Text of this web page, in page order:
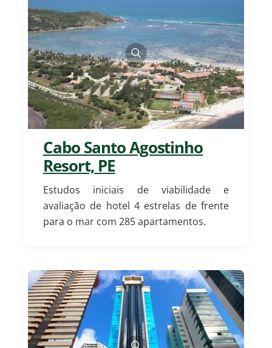
Cabo Santo Agostinho
Resort, PE
Estudos iniciais de viabilidade e
avaliação de hotel 4 estrelas de frente
para o mar com 285 apartamentos.